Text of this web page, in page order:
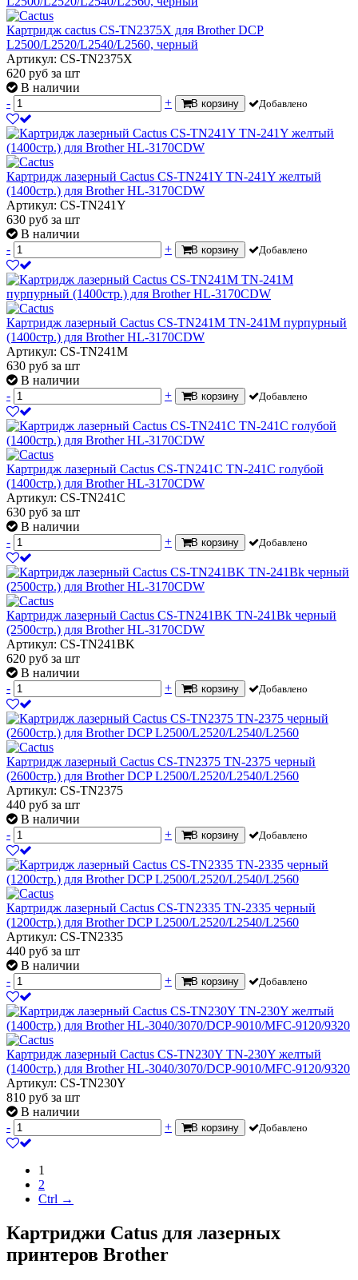
Картридж cactus CS-TN2375X для Brother DCP
L2500/L2520/L2540/L2560, черный
Артикул: CS-TN2375X
620 руб за шт
В наличии
-
+ В корзину Добавлено
Картридж лазерный Cactus CS-TN241Y TN-241Y желтый
(1400стр.) для Brother HL-3170CDW
Артикул: CS-TN241Y
630 руб за шт
В наличии
-
+ В корзину Добавлено
Картридж лазерный Cactus CS-TN241M TN-241M пурпурный
(1400стр.) для Brother HL-3170CDW
Артикул: CS-TN241M
630 руб за шт
В наличии
-
+ В корзину Добавлено
Картридж лазерный Cactus CS-TN241C TN-241C голубой
(1400стр.) для Brother HL-3170CDW
Артикул: CS-TN241C
630 руб за шт
В наличии
-
+ В корзину Добавлено
Картридж лазерный Cactus CS-TN241BK TN-241Bk черный
(2500стр.) для Brother HL-3170CDW
Артикул: CS-TN241BK
620 руб за шт
В наличии
-
+ В корзину Добавлено
Картридж лазерный Cactus CS-TN2375 TN-2375 черный
(2600стр.) для Brother DCP L2500/L2520/L2540/L2560
Артикул: CS-TN2375
440 руб за шт
В наличии
-
+ В корзину Добавлено
Картридж лазерный Cactus CS-TN2335 TN-2335 черный
(1200стр.) для Brother DCP L2500/L2520/L2540/L2560
Артикул: CS-TN2335
440 руб за шт
В наличии
-
+ В корзину Добавлено
Картридж лазерный Cactus CS-TN230Y TN-230Y желтый
(1400стр.) для Brother HL-3040/3070/DCP-9010/MFC-9120/9320
Артикул: CS-TN230Y
810 руб за шт
В наличии
-
+ В корзину Добавлено
1
2
Ctrl →
Картриджи Catus для лазерных
принтеров Brother